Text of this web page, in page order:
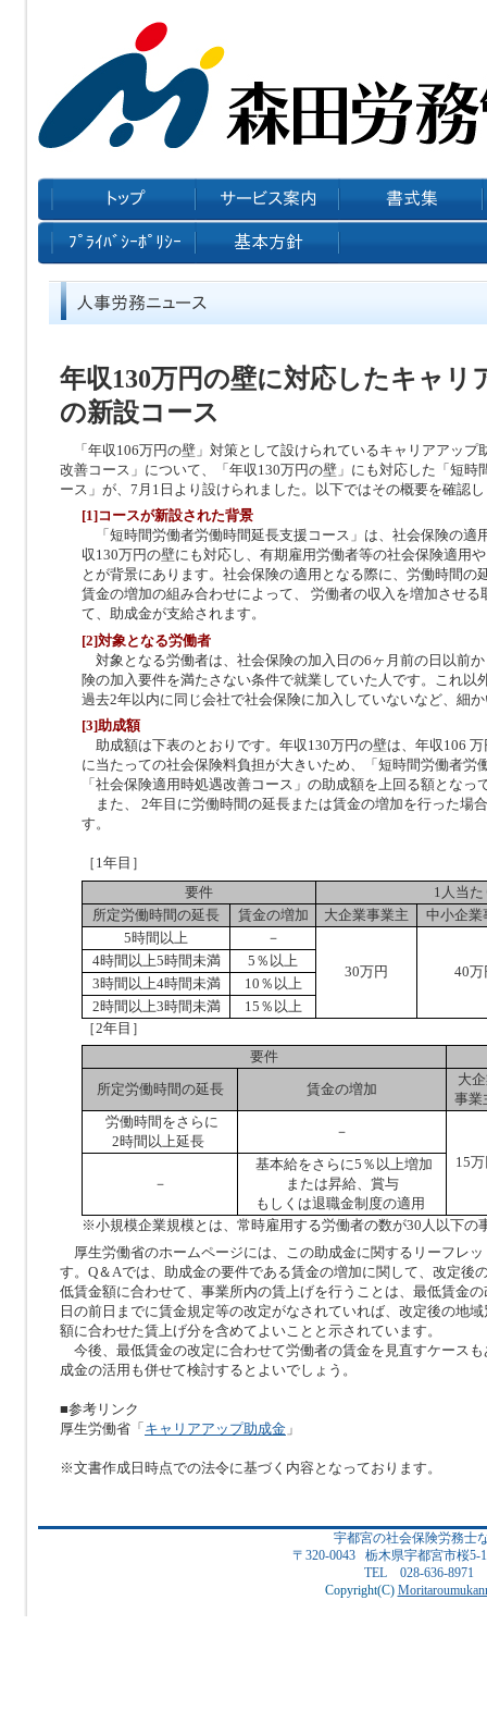
年収130万円の壁に対応したキャリ
の新設コース
「年収106万円の壁」対策として設けられているキャリアアップ
改善コース」について、「年収130万円の壁」にも対応した「短時
ース」が、7月1日より設けられました。以下ではその概要を確認
[1]コースが新設された背景
「短時間労働者労働時間延長支援コース」は、社会保険の適
収130万円の壁にも対応し、有期雇用労働者等の社会保険適用
とが背景にあります。社会保険の適用となる際に、労働時間の
賃金の増加の組み合わせによって、 労働者の収入を増加させ
て、助成金が支給されます。
[2]対象となる労働者
対象となる労働者は、社会保険の加入日の6ヶ月前の日以前
険の加入要件を満たさない条件で就業していた人です。これ以
過去2年以内に同じ会社で社会保険に加入していないなど、細
[3]助成額
助成額は下表のとおりです。年収130万円の壁は、年収106
に当たっての社会保険料負担が大きいため、「短時間労働者労
「社会保険適用時処遇改善コース」の助成額を上回る額となっ
また、 2年目に労働時間の延長または賃金の増加を行った場
す。
［1年目］
要件
1人当
所定労働時間の延長
賃金の増加 大企業事業主
中小企
5時間以上
－
30万円 40
4時間以上5時間未満
5％以上
3時間以上4時間未満
10％以上
2時間以上3時間未満
15％以上
［2年目］
要件
所定労働時間の延長
賃金の増加
大
事
労働時間をさらに
2時間以上延長
－
15
－
基本給をさらに5％以上増加
または昇給、賞与
もしくは退職金制度の適用
※小規模企業規模とは、常時雇用する労働者の数が30人以下の
厚生労働省のホームページには、この助成金に関するリーフレ
す。Q＆Aでは、助成金の要件である賃金の増加に関して、改定後
低賃金額に合わせて、事業所内の賃上げを行うことは、最低賃金
日の前日までに賃金規定等の改定がなされていれば、改定後の地
額に合わせた賃上げ分を含めてよいことと示されています。
今後、最低賃金の改定に合わせて労働者の賃金を見直すケース
成金の活用も併せて検討するとよいでしょう。
■参考リンク
厚生労働省「キャリアアップ助成金 」
※文書作成日時点での法令に基づく内容となっております。
宇都宮の社会保険労務士
〒320-0043 栃木県宇都宮市桜
TEL 028-636-8971
Copyright(C)